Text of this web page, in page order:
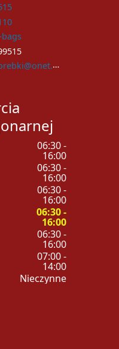
bags
06:30 -
16:00
06:30 -
16:00
06:30 -
16:00
06:30 -
16:00
06:30 -
16:00
07:00 -
14:00
Nieczynne